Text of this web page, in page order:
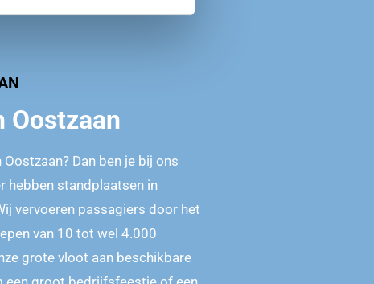
Oostzaan
Dan ben je bij ons
hebben standplaatsen in
vervoeren passagiers door het
van 10 tot wel 4.000
grote vloot aan beschikbare